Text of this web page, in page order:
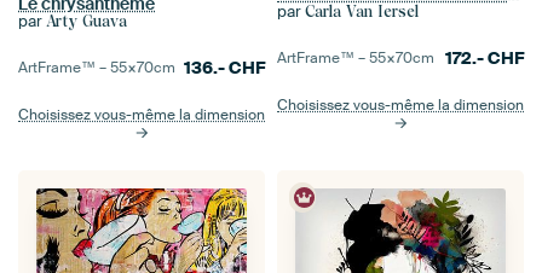
par Arty Guava
ArtFrame™ –55×70cm 136.-CHF
Choisissez vous-même la dimension
par Carla Van Iersel
ArtFrame™ –55×70cm 172.-CHF
Choisissez vous-même la dimension